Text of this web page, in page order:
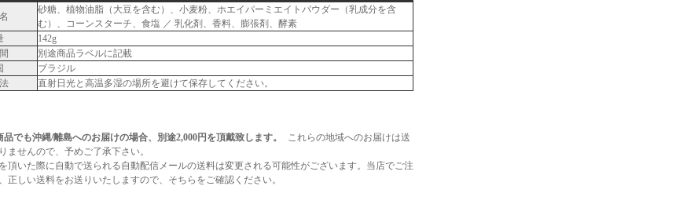
砂糖、植物油脂（大豆を含む）、小麦粉、ホエイパーミエイトパウダー（乳成分を含
む）、コーンスターチ、食塩 ／ 乳化剤、香料、膨張剤、酵素
142g
別途商品ラベルに記載
ブラジル
直射日光と高温多湿の場所を避けて保存してください。
でも沖縄/離島へのお届けの場合、別途2,000円を頂戴致します。
これらの地域へのお届けは送
ませんので、予めご了承下さい。
頂いた際に自動で送られる自動配信メールの送料は変更される可能性がございます。当店でご注
正しい送料をお送りいたしますので、そちらをご確認ください。